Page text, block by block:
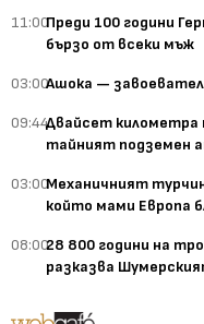
11:00Преди 100 години
бързо от всеки мъж
03:00Ашока —
09:44Двайсет километра
тайният подземен
03:00Механичният
който мами Европа
08:0028 800 години на
разказва